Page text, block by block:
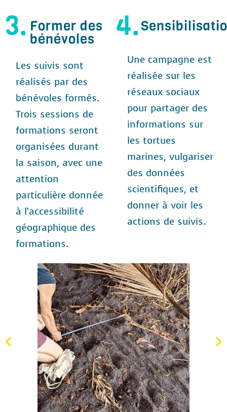
3. Former des
bénévoles
Les suivis sont
réalisés par des
bénévoles formés.
Trois sessions de
formations seront
organisées durant
la saison, avec une
attention
particulière donnée
à l’accessibilité
géographique des
formations.
4.
Une campagne est
réalisée sur les
réseaux sociaux
pour partager des
informations sur
les tortues
marines, vulgariser
des données
scientifiques, et
donner à voir les
actions de suivis.